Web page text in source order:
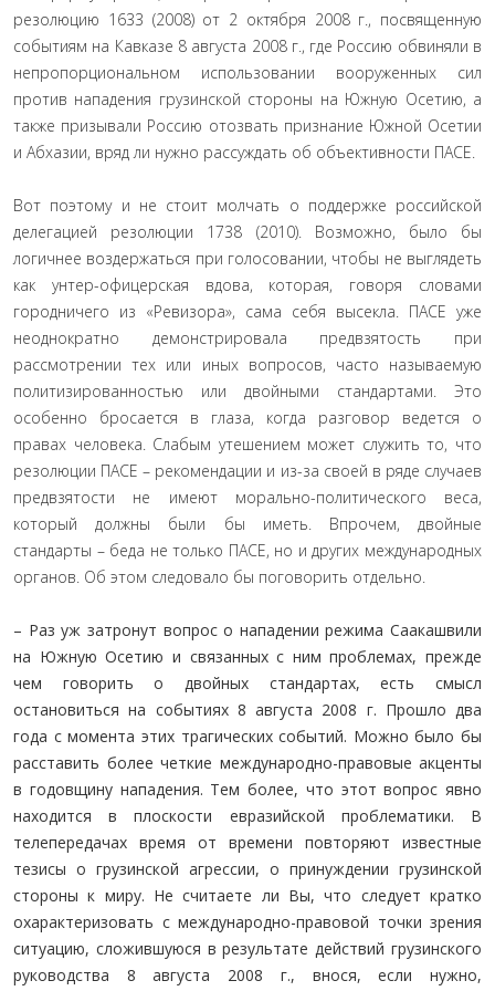
резолюцию 1633 (2008) от 2 октября 2008 г., посвященную
событиям на Кавказе 8 августа 2008 г., где Россию обвиняли в
непропорциональном использовании вооруженных сил
против нападения грузинской стороны на Южную Осетию, а
также призывали Россию отозвать признание Южной Осетии
и Абхазии, вряд ли нужно рассуждать об объективности ПАСЕ.
Вот поэтому и не стоит молчать о поддержке российской
делегацией резолюции 1738 (2010). Возможно, было бы
логичнее воздержаться при голосовании, чтобы не выглядеть
как унтер-офицерская вдова, которая, говоря словами
городничего из «Ревизора», сама себя высекла. ПАСЕ уже
неоднократно демонстрировала предвзятость при
рассмотрении тех или иных вопросов, часто называемую
политизированностью или двойными стандартами. Это
особенно бросается в глаза, когда разговор ведется о
правах человека. Слабым утешением может служить то, что
резолюции ПАСЕ – рекомендации и из-за своей в ряде случаев
предвзятости не имеют морально-политического веса,
который должны были бы иметь. Впрочем, двойные
стандарты – беда не только ПАСЕ, но и других международных
органов. Об этом следовало бы поговорить отдельно.
– Раз уж затронут вопрос о нападении режима Саакашвили
на Южную Осетию и связанных с ним проблемах, прежде
чем говорить о двойных стандартах, есть смысл
остановиться на событиях 8 августа 2008 г. Прошло два
года с момента этих трагических событий. Можно было бы
расставить более четкие международно-правовые акценты
в годовщину нападения. Тем более, что этот вопрос явно
находится в плоскости евразийской проблематики. В
телепередачах время от времени повторяют известные
тезисы о грузинской агрессии, о принуждении грузинской
стороны к миру. Не считаете ли Вы, что следует кратко
охарактеризовать с международно-правовой точки зрения
ситуацию, сложившуюся в результате действий грузинского
руководства 8 августа 2008 г., внося, если нужно,